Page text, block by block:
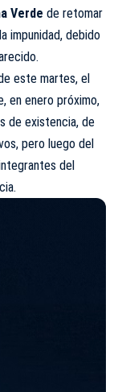
Verde de retomar
impunidad, debido
este martes, el
en enero próximo,
de existencia, de
pero luego del
del